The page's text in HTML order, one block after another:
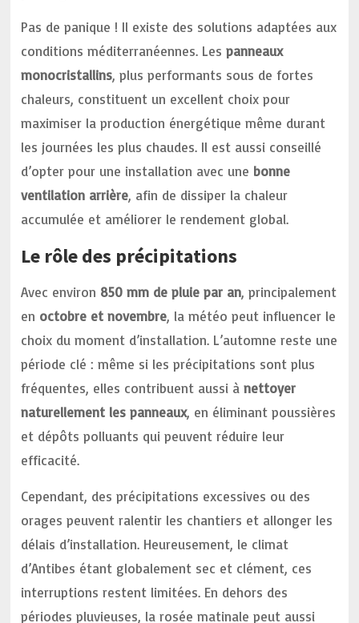
Pas de panique ! Il existe des solutions adaptées aux
conditions méditerranéennes. Lespanneaux
monocristallins, plus performants sous de fortes
chaleurs, constituent un excellent choix pour
maximiser la production énergétique même durant
les journées les plus chaudes. Il est aussi conseillé
d’opter pour une installation avec une bonne
ventilation arrière, afin de dissiper la chaleur
accumulée et améliorer le rendement global.
Le rôle des précipitations
Avec environ 850 mm de pluie par an, principalement
en octobre et novembre, la météo peut influencer le
choix du moment d’installation. L’automne reste une
période clé : même si les précipitations sont plus
fréquentes, elles contribuent aussi ànettoyer
naturellement les panneaux, en éliminant poussières
et dépôts polluants qui peuvent réduire leur
efficacité.
Cependant, des précipitations excessives ou des
orages peuvent ralentir les chantiers et allonger les
délais d’installation. Heureusement, le climat
d’Antibes étant globalement sec et clément, ces
interruptions restent limitées. En dehors des
périodes pluvieuses, la rosée matinale peut aussi